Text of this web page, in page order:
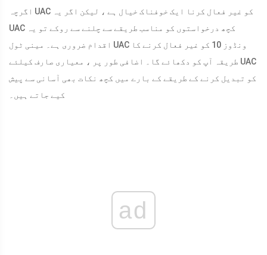
اگرچہ UAC کو غیر فعال کرنا ایک خوفناک خیال ہے ، لیکن اگر یہ
UAC کچھ درخواستوں کو مناسب طریقے سے چلنے سے روکے تو یہ
اقدام ضروری ہے۔ مینی ٹول UAC ونڈوز 10 کو غیر فعال کرنے کا
طریقہ آپ کو دکھائے گا۔ اضافی طور پر ، معیاری صارف کیلئے UAC
کو تبدیل کرنے کے طریقے کے بارے میں کچھ نکات بھی آسانی سے پیش
کیے جاتے ہیں۔
ad